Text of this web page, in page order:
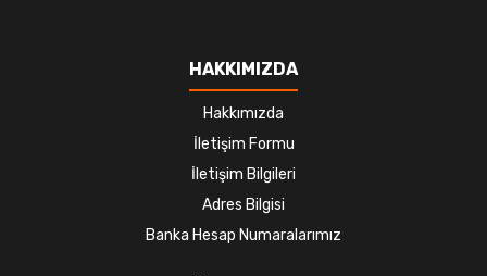
HAKKIMIZDA
Hakkımızda
İletişim Formu
İletişim Bilgileri
Adres Bilgisi
Banka Hesap Numaralarımız